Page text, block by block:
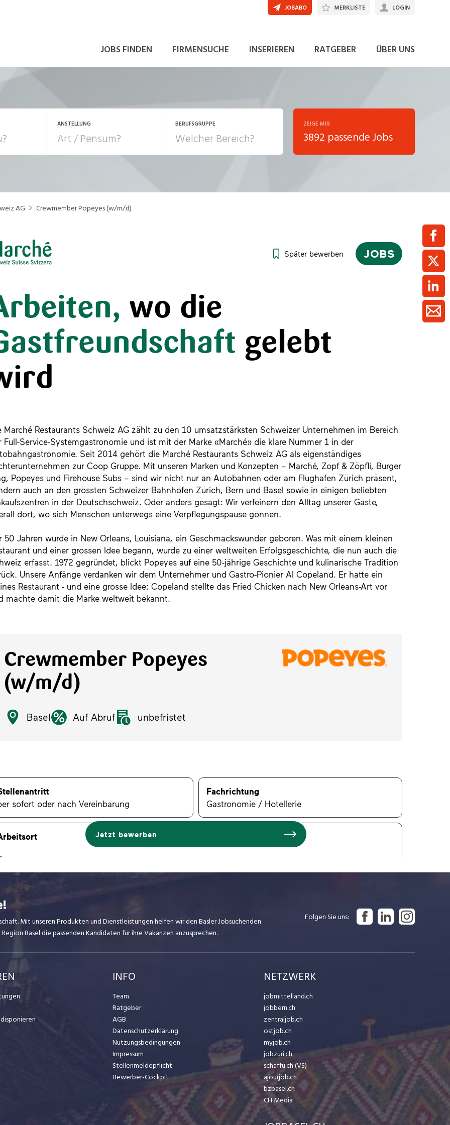
JOBS FINDEN FIRMENSUCHE INSERIEREN RATGEBER ÜBER UNS
JOBABO MERKLISTE LOGIN
ANSTELLUNG
Temporär (befristet)
Ferienjob
BERUFSGRUPPE
Human Resources
Facility Management,
Berufe, Kundendienst,
Körperpflege, Wellness
Elektronik, Optik Medizin, Gesundheitswesen,
Pflege
ZEIGE MIR
3892 passende Jobs
AG Crewmember Popeyes (w/m/d)
JETZT BEWERBEN
Mit unseren Produkten und Dienstleistungen helfen wir den Basler Jobsuchenden
Basel die passenden Kandidaten für ihre Vakanzen anzusprechen.
Folgen Sie uns
INFO
Team
Ratgeber
AGB
Datenschutzerklärung
Nutzungsbedingungen
Impressum
Stellenmeldepflicht
Bewerber-Cockpit
NETZWERK
jobmittelland.ch
jobbern.ch
zentraljob.ch
ostjob.ch
myjob.ch
jobzüri.ch
schaffu.ch (VS)
ajourjob.ch
bzbasel.ch
CH Media